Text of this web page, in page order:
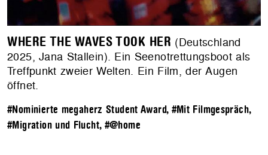
WHERE THE WAVES TOOK HER (Deutschland
2025, Jana Stallein). Ein Seenotrettungsboot als
Treffpunkt zweier Welten. Ein Film, der Augen
öffnet.
#Nominierte megaherz Student Award, #Mit Filmgespräch,
#Migration und Flucht, #@home